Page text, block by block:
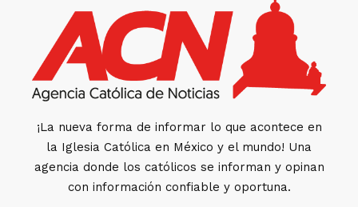
¡La nueva forma de informar lo que acontece en
la Iglesia Católica en México y el mundo! Una
agencia donde los católicos se informan y opinan
con información confiable y oportuna.